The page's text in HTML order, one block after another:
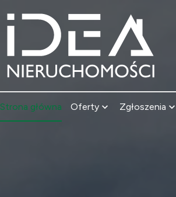
Strona główna Oferty Zgłoszenia